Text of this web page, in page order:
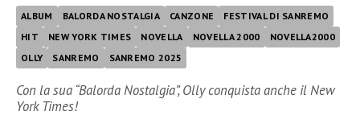
ALBUM BALORDA NOSTALGIA CANZONE
FESTIVAL DI SANREMO
HIT
NEW YORK TIMES NOVELLA NOVELLA 2000
NOVELLA2000
OLLY
SANREMO SANREMO 2025
Con la sua “Balorda Nostalgia”, Olly conquista anche il New
York Times!